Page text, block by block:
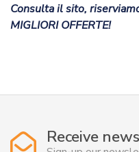
Consulta il sito,
MIGLIORI OFFERTE!
Receive